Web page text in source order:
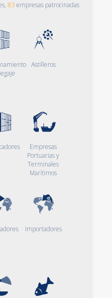
83 empresas patrocinadas
Astilleros
Empresas
Portuarias y
Terminales
Marítimos
Importadores